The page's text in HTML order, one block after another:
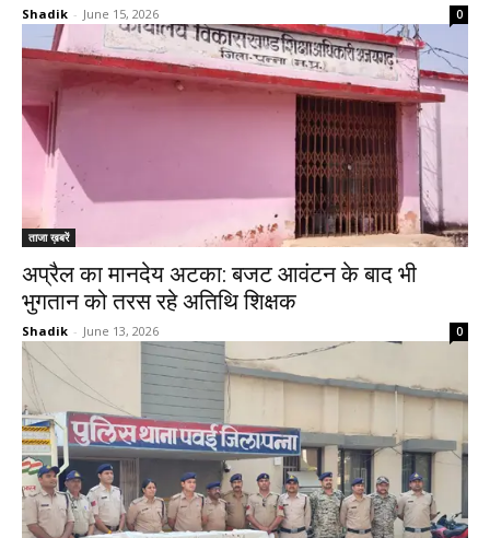
Shadik - June 15, 2026 0
ताजा ख़बरें
अप्रैल का मानदेय अटका: बजट आवंटन के बाद भी
भुगतान को तरस रहे अतिथि शिक्षक
Shadik - June 13, 2026 0